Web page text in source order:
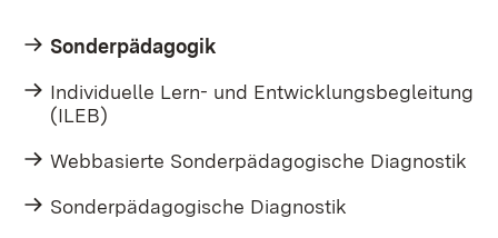
Sonderpädagogik
Individuelle Lern- und Entwicklungsbegleitung
(ILEB)
Webbasierte Sonderpädagogische Diagnostik
Sonderpädagogische Diagnostik